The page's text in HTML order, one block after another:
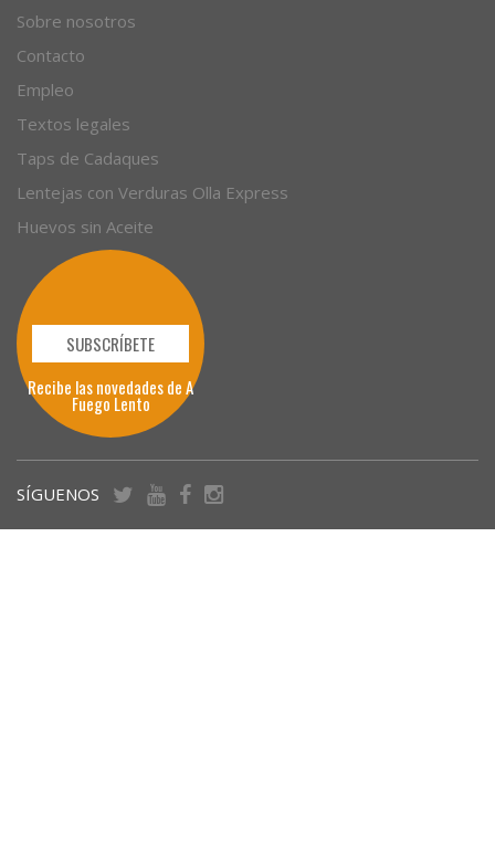
Sobre nosotros
Contacto
Empleo
Textos legales
Taps de Cadaques
Lentejas con Verduras Olla Express
Huevos sin Aceite
SUBSCRÍBETE
Recibe las novedades de A
Fuego Lento
SÍGUENOS